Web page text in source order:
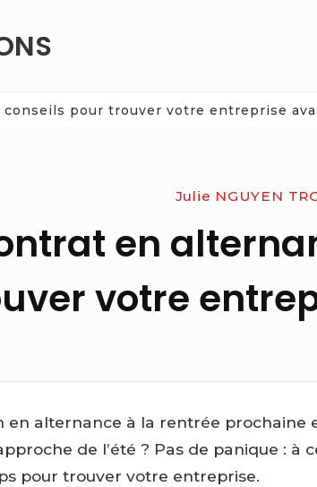
conseils pour trouver votre entreprise
Julie NGUYEN
en
votre
alternance à la rentrée prochaine
de l’été ? Pas de panique : à
pour trouver votre entreprise.